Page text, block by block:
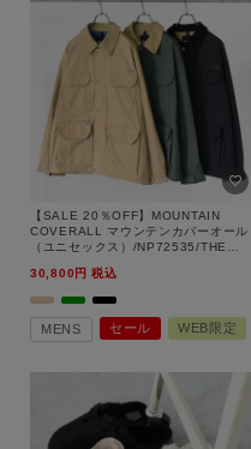
【SALE 20％OFF】MOUNTAIN
COVERALL マウンテンカバーオール
（ユニセックス）/NP72535/THE
ス）【返品交換不可】
30,800 税込
MENS セール WEB限定